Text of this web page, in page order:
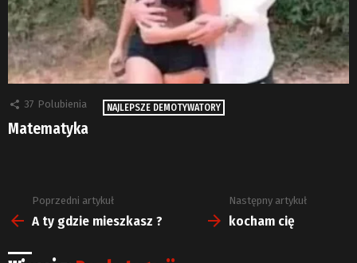
37 Polubienia NAJLEPSZE DEMOTYWATORY
Matematyka
Zobacz
więcej
Poprzedni artykuł
A ty gdzie mieszkasz ?
Następny artykuł
kocham cię